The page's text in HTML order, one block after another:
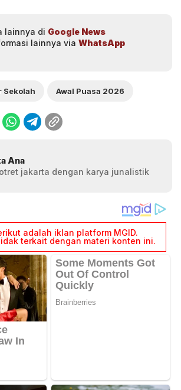
lainnya di Google News
lainnya via WhatsApp
Sekolah Awal Puasa 2026
Ana
jakarta dengan karya junalistik